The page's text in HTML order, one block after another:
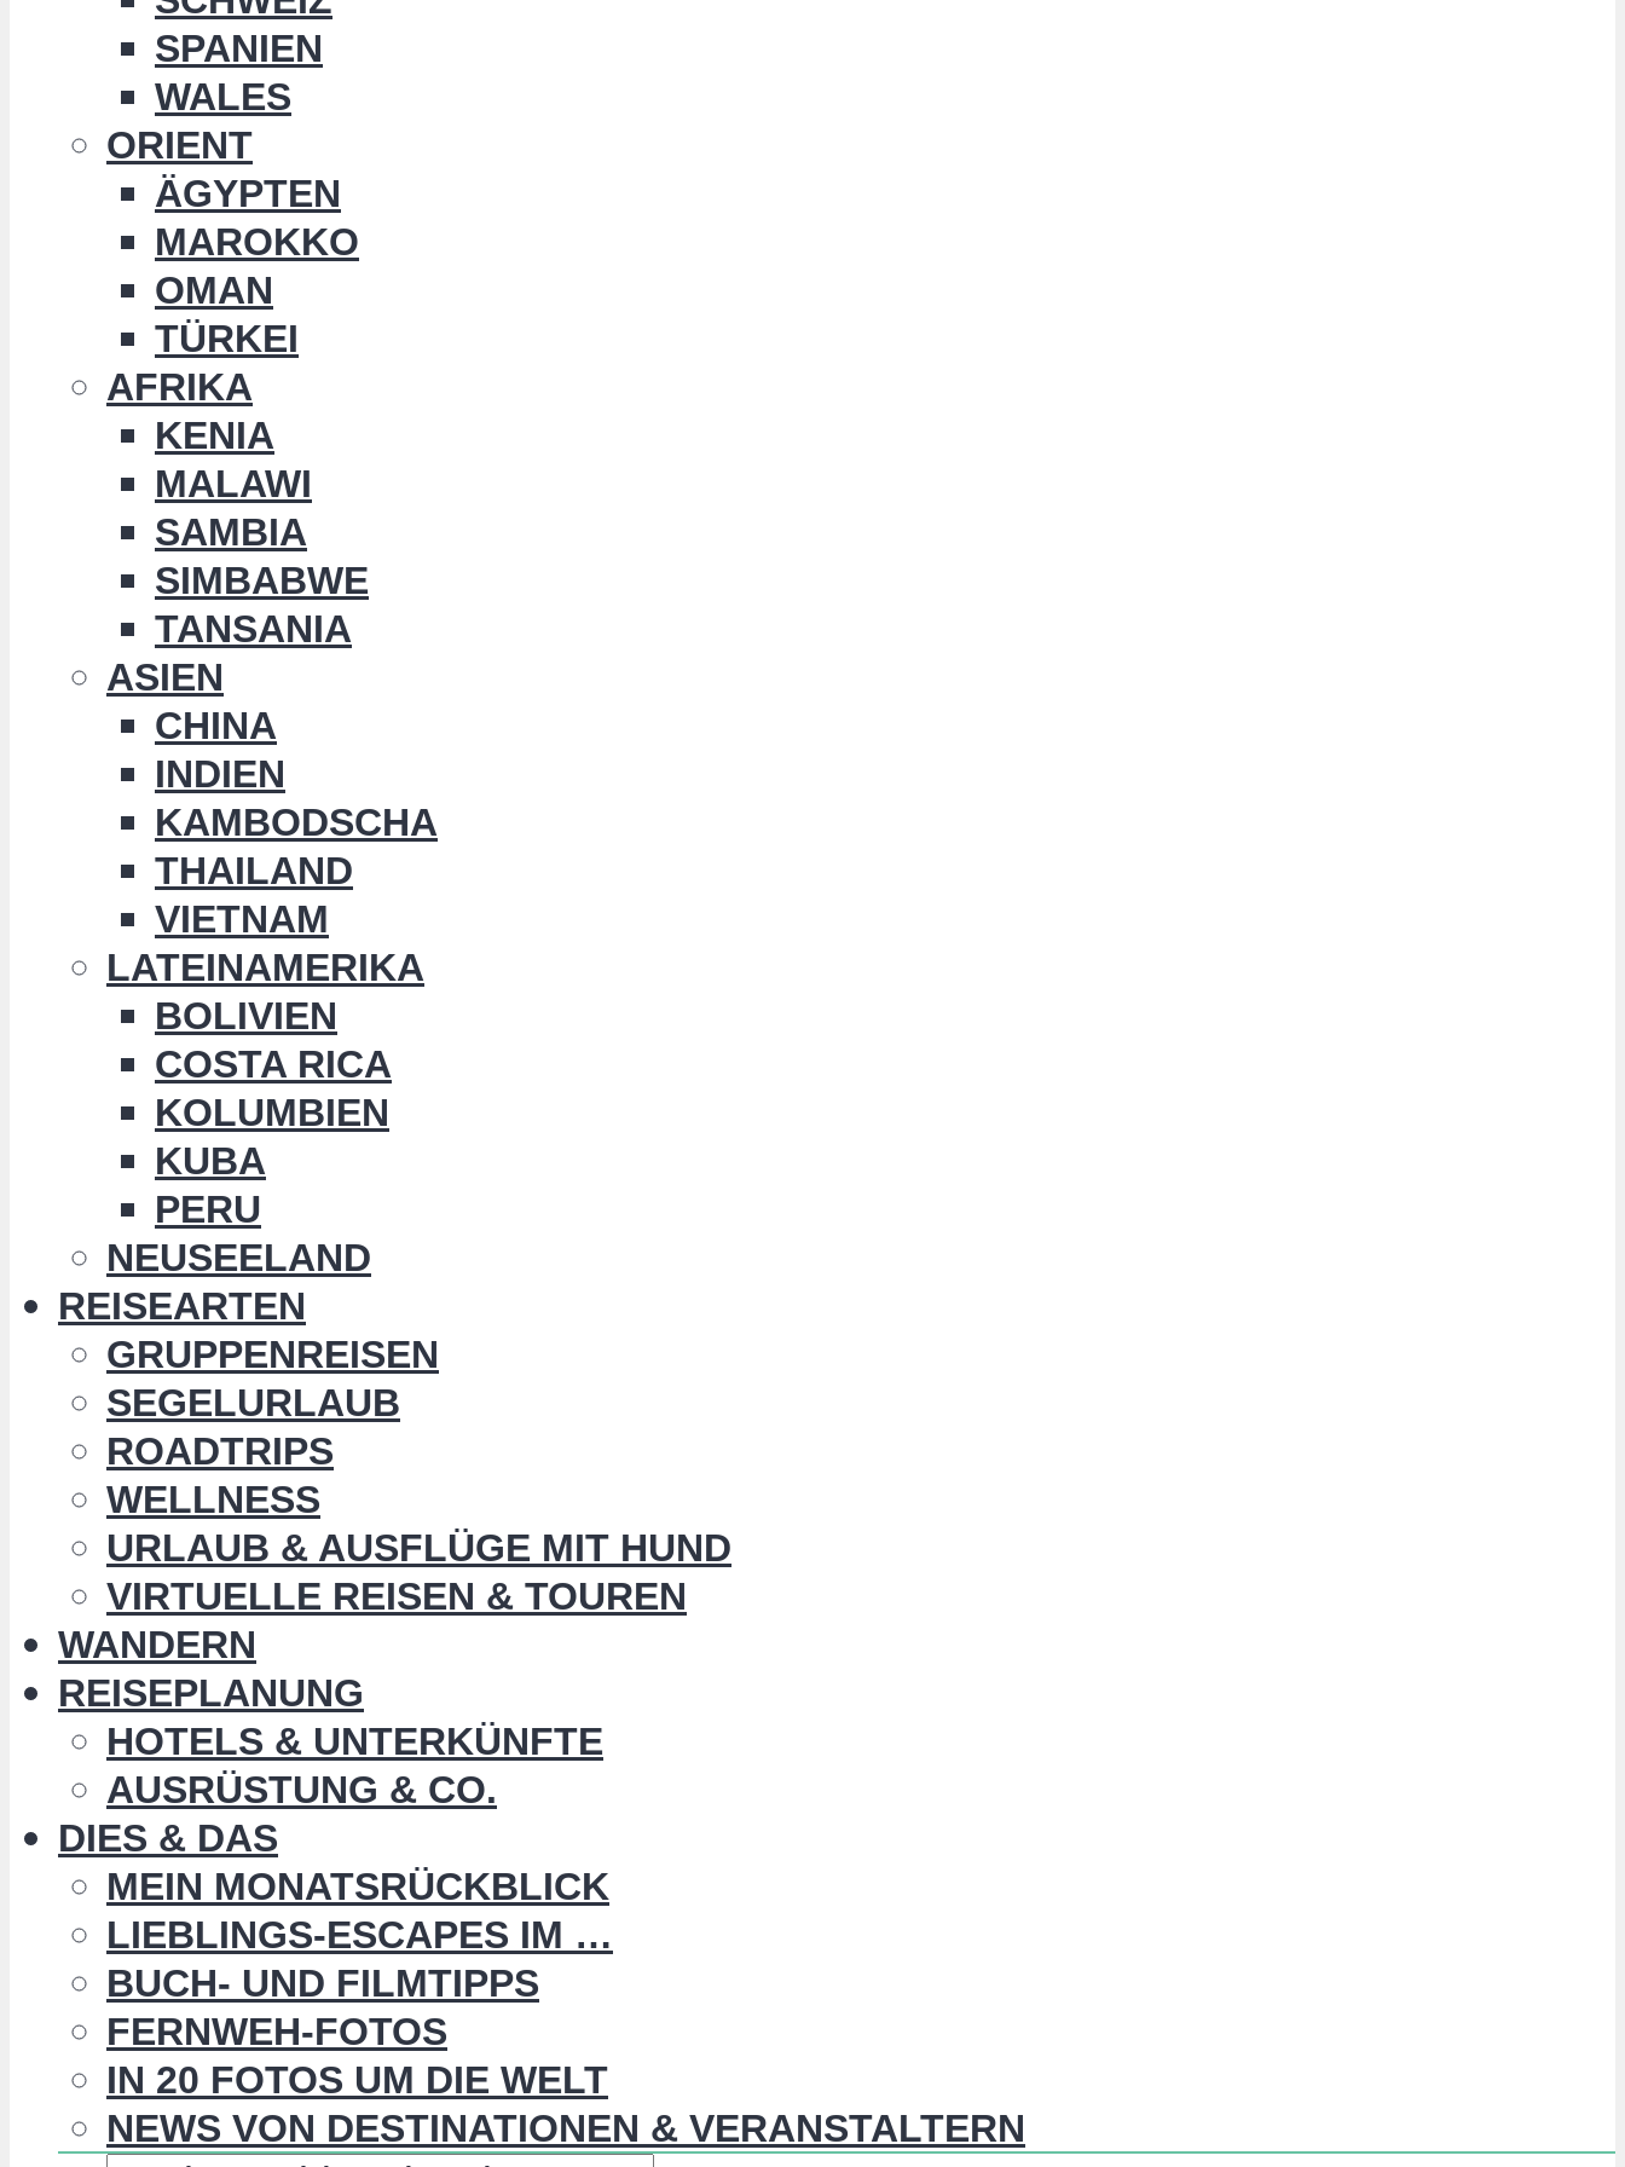
SPANIEN
WALES
ORIENT
ÄGYPTEN
MAROKKO
OMAN
TÜRKEI
AFRIKA
KENIA
MALAWI
SAMBIA
SIMBABWE
TANSANIA
ASIEN
CHINA
INDIEN
KAMBODSCHA
THAILAND
VIETNAM
LATEINAMERIKA
BOLIVIEN
COSTA RICA
KOLUMBIEN
KUBA
PERU
NEUSEELAND
REISEARTEN
GRUPPENREISEN
SEGELURLAUB
ROADTRIPS
WELLNESS
URLAUB & AUSFLÜGE MIT HUND
VIRTUELLE REISEN & TOUREN
WANDERN
REISEPLANUNG
HOTELS & UNTERKÜNFTE
AUSRÜSTUNG & CO.
DIES & DAS
MEIN MONATSRÜCKBLICK
LIEBLINGS-ESCAPES IM …
BUCH- UND FILMTIPPS
FERNWEH-FOTOS
IN 20 FOTOS UM DIE WELT
NEWS VON DESTINATIONEN & VERANSTALTERN